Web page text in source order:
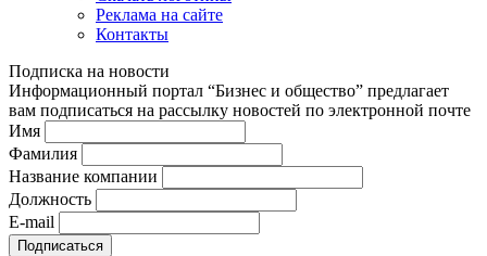
Реклама на сайте
Контакты
Подписка на новости
Информационный портал “Бизнес и общество” предлагает
вам подписаться на рассылку новостей по электронной почте
Имя
Фамилия
Название компании
Должность
E-mail